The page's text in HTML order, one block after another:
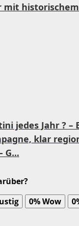
mit
jedes Jahr ? –
klar
G...
0%Wow